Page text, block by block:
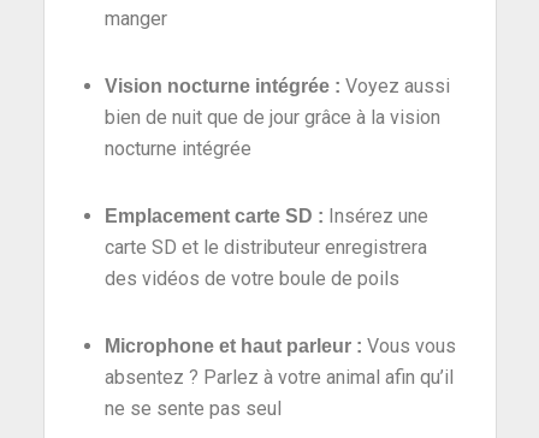
manger
Vision nocturne intégrée: Voyez aussi
bien de nuit que de jour grâce à la vision
nocturne intégrée
Emplacement carte SD : Insérez une
carte SD et le distributeur enregistrera
des vidéos de votre boule de poils
Microphone et haut parleur: Vous vous
absentez ? Parlez à votre animal afin qu’il
ne se sente pas seul